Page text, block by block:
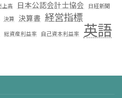
上高 日本公認会計士協会 日経新聞
決算 決算書 経営指標
総資産利益率 自己資本利益率 英語